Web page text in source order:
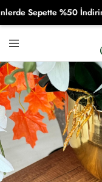
Sepette %50 İndirim!